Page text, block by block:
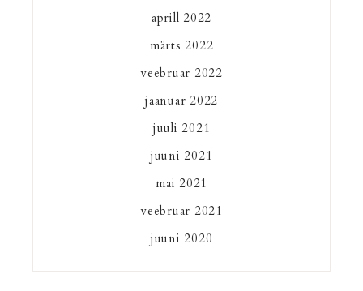
aprill 2022
märts 2022
veebruar 2022
jaanuar 2022
juuli 2021
juuni 2021
mai 2021
veebruar 2021
juuni 2020